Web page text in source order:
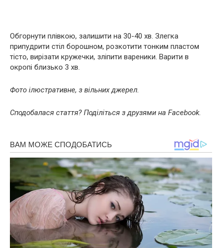
Обгорнути плівкою, залишити на 30-40 хв. Злегка
припудрити стіл борошном, розкотити тонким пластом
тісто, вирізати кружечки, зліпити вареники. Варити в
окропі близько 3 хв.
Фото ілюстративне, з вільних джерел.
Сподобалася стаття? Поділіться з друзями на Facebook.